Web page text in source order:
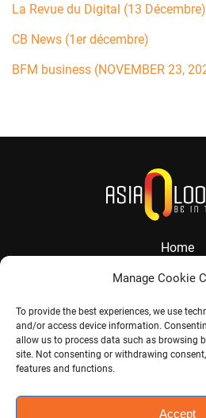
Manage Cookie
To provide the best experiences, we use
and/or access device information.
allow us to process data such as browsing
site. Not consenting or withdrawing
features and functions.
Accept
La Revue du Digital (13 Décembre)
CB News (1er décembre)
BFM business (NOVEMBER 23,
Home
About
Services
Contact